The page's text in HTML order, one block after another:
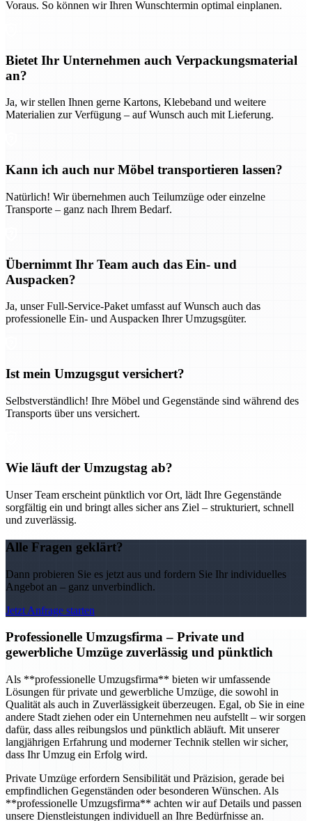
Voraus. So können wir Ihren Wunschtermin optimal einplanen.
Bietet Ihr Unternehmen auch Verpackungsmaterial
an?
Ja, wir stellen Ihnen gerne Kartons, Klebeband und weitere
Materialien zur Verfügung – auf Wunsch auch mit Lieferung.
Kann ich auch nur Möbel transportieren lassen?
Natürlich! Wir übernehmen auch Teilumzüge oder einzelne
Transporte – ganz nach Ihrem Bedarf.
Übernimmt Ihr Team auch das Ein- und
Auspacken?
Ja, unser Full-Service-Paket umfasst auf Wunsch auch das
professionelle Ein- und Auspacken Ihrer Umzugsgüter.
Ist mein Umzugsgut versichert?
Selbstverständlich! Ihre Möbel und Gegenstände sind während des
Transports über uns versichert.
Wie läuft der Umzugstag ab?
Unser Team erscheint pünktlich vor Ort, lädt Ihre Gegenstände
sorgfältig ein und bringt alles sicher ans Ziel – strukturiert, schnell
und zuverlässig.
Alle Fragen geklärt?
Dann probieren Sie es jetzt aus und fordern Sie Ihr individuelles
Angebot an – ganz unverbindlich.
Jetzt Anfrage starten
Professionelle Umzugsfirma– Private und
gewerbliche Umzüge zuverlässig und pünktlich
Als **professionelle Umzugsfirma** bieten wir umfassende
Lösungen für private und gewerbliche Umzüge, die sowohl in
Qualität als auch in Zuverlässigkeit überzeugen. Egal, ob Sie in eine
andere Stadt ziehen oder ein Unternehmen neu aufstellt – wir sorgen
dafür, dass alles reibungslos und pünktlich abläuft. Mit unserer
langjährigen Erfahrung und moderner Technik stellen wir sicher,
dass Ihr Umzug ein Erfolg wird.
Private Umzüge erfordern Sensibilität und Präzision, gerade bei
empfindlichen Gegenständen oder besonderen Wünschen. Als
**professionelle Umzugsfirma** achten wir auf Details und passen
unsere Dienstleistungen individuell an Ihre Bedürfnisse an.